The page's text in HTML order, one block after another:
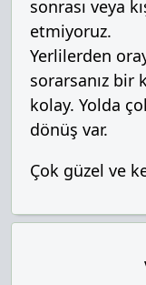
sonrası veya
etmiyoruz.
Yerlilerden
sorarsanız bir
kolay. Yolda
dönüş var.
Çok güzel ve